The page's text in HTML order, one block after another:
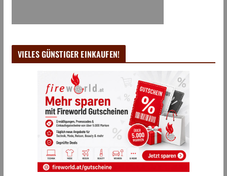
VIELES GÜNSTIGER EINKAUFEN!